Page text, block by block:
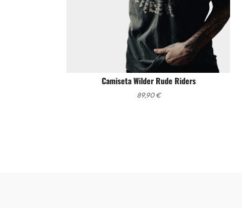
Camiseta Wilder Rude Riders
89,90€